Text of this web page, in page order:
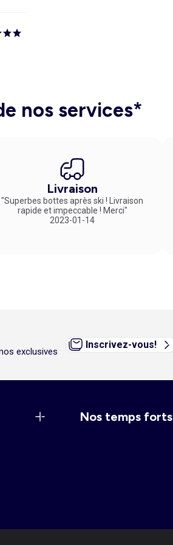
nos services*
Livraison
"Superbes bottes après ski ! Livraison
rapide et impeccable ! Merci"
2023-01-14
exclusives
Inscrivez-vous!
Nos temps forts